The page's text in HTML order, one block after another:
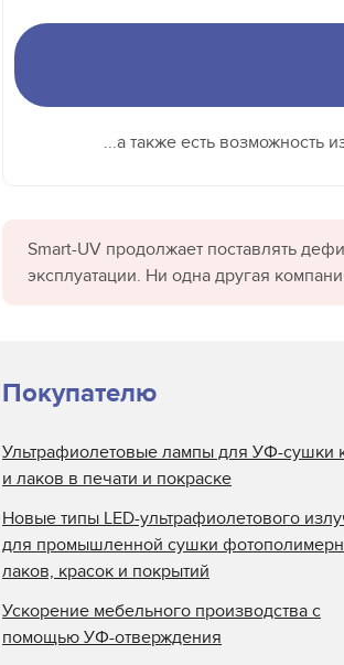
...а также есть возможность
Smart-UV продолжает поставлять
эксплуатации. Ни одна другая
Покупателю
Ультрафиолетовые лампы для УФ-сушки
и лаков в печати и покраске
Новые типы LED-ультрафиолетового
для промышленной сушки
лаков, красок и покрытий
Ускорение мебельного производства с
помощью УФ-отверждения